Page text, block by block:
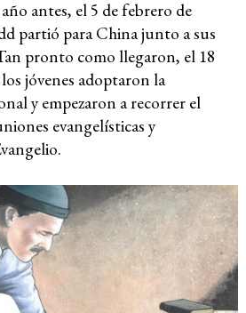
antes, el 5 de febrero de
partió para China junto a sus
pronto como llegaron, el 18
jóvenes adoptaron la
y empezaron a recorrer el
evangelísticas y